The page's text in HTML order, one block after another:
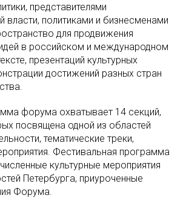
представителями
власти, политиками и бизнесменами
для продвижения
в российском и международном
презентаций культурных
достижений разных стран
форума охватывает 14 секций,
посвящена одной из областей
тематические треки,
Фестивальная программа
культурные мероприятия
Петербурга, приуроченные
Форума.